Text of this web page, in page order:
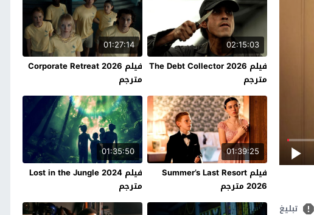
تبليغ
02:15:03
فيلم The Debt Collector 2026
مترجم
01:27:14
فيلم Corporate Retreat 2026
مترجم
01:39:25
فيلم Summer’s Last Resort
2026 مترجم
01:35:50
فيلم Lost in the Jungle 2024
مترجم